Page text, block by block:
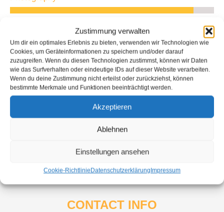
Zustimmung verwalten
Um dir ein optimales Erlebnis zu bieten, verwenden wir Technologien wie
Cookies, um Geräteinformationen zu speichern und/oder darauf
zuzugreifen. Wenn du diesen Technologien zustimmst, können wir Daten
wie das Surfverhalten oder eindeutige IDs auf dieser Website verarbeiten.
Wenn du deine Zustimmung nicht erteilst oder zurückziehst, können
bestimmte Merkmale und Funktionen beeinträchtigt werden.
Akzeptieren
Ablehnen
Einstellungen ansehen
Cookie-RichtlinieDatenschutzerklärungImpressum
Coding Skill
WordPress
CONTACT INFO